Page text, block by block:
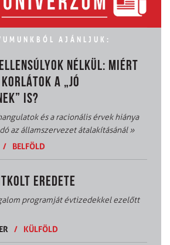
AJÁNLJUK:
NÉLKÜL: MIÉRT
A „JÓ
IS?
és a racionális érvek hiánya
az államszervezet átalakításánál»
/ BELFÖLD
EREDETE
programját évtizedekkel ezelőtt
/ KÜLFÖLD